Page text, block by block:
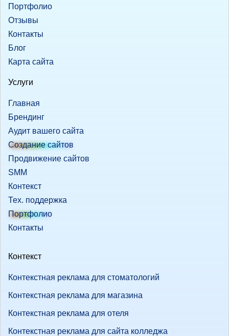
Портфолио
Отзывы
Контакты
Блог
Карта сайта
Услуги
Главная
Брендинг
Аудит вашего сайта
Создание сайтов
Продвижение сайтов
SMM
Контекст
Тех. поддержка
Портфолио
Контакты
Контекст
Контекстная реклама для стоматологий
Контекстная реклама для магазина
Контекстная реклама для отеля
Контекстная реклама для сайта колледжа